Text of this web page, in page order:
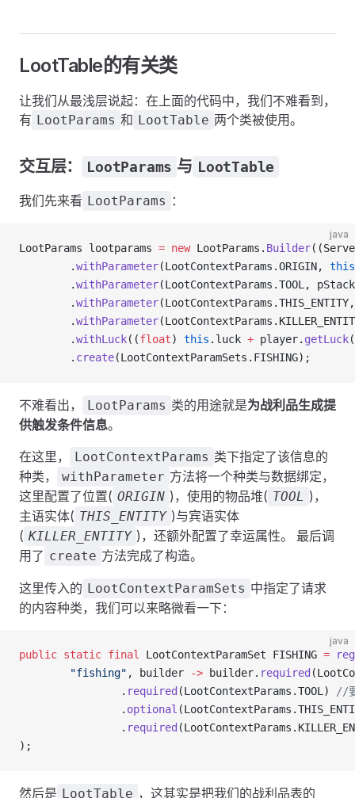
LootTable的有关类
让我们从最浅层说起：在上面的代码中，我们不难看到，
有 LootParams 和 LootTable 两个类被使用。
交互层： LootParams 与 LootTable
我们先来看 LootParams ：
java
LootParams lootparams = new LootParams. Builder
        .
withParameter(LootContextParams.ORIGIN, this
        .
withParameter(LootContextParams.TOOL,
        .
withParameter
        .
withParameter
        .
withLuck((float) this .luck + player. getLuck
        .
create(LootContextParamSets.FISHING);
不难看出， LootParams 类的用途就是为战利品生成提
供触发条件信息。
在这里，
LootContextParams 类下指定了该信息的
种类，
withParameter 方法将一个种类与数据绑定，
这里配置了位置( ORIGIN )，使用的物品堆( TOOL )，
主语实体( THIS_ENTITY )与宾语实体
( KILLER_ENTITY )，还额外配置了幸运属性。 最后调
用了 create 方法完成了构造。
这里传入的 LootContextParamSets 中指定了请求
的内容种类，我们可以来略微看一下：
java
public static final LootContextParamSet FISHING =
        "fishing"
, builder -> builder. required
                .
required (LootContextParams.TOOL)
//
                .
optional
                .
required
);
然后是 LootTable ，这其实是把我们的战利品表的